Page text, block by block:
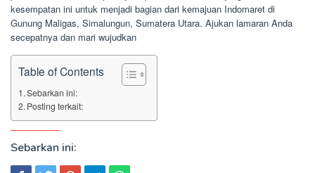
kesempatan ini untuk menjadi bagian dari kemajuan Indomaret di
Gunung Maligas, Simalungun, Sumatera Utara. Ajukan lamaran Anda
secepatnya dan mari wujudkan
Table of Contents
Sebarkan ini:
Posting terkait:
Sebarkan ini: